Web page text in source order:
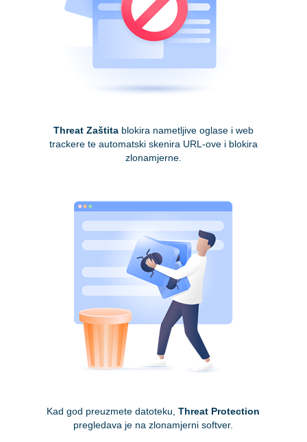
Threat Zaštitablokira nametljive oglase i web
trackere te automatski skenira URL-ove i blokira
zlonamjerne.
Kad god preuzmete datoteku,Threat Protection
pregledava je na zlonamjerni softver.